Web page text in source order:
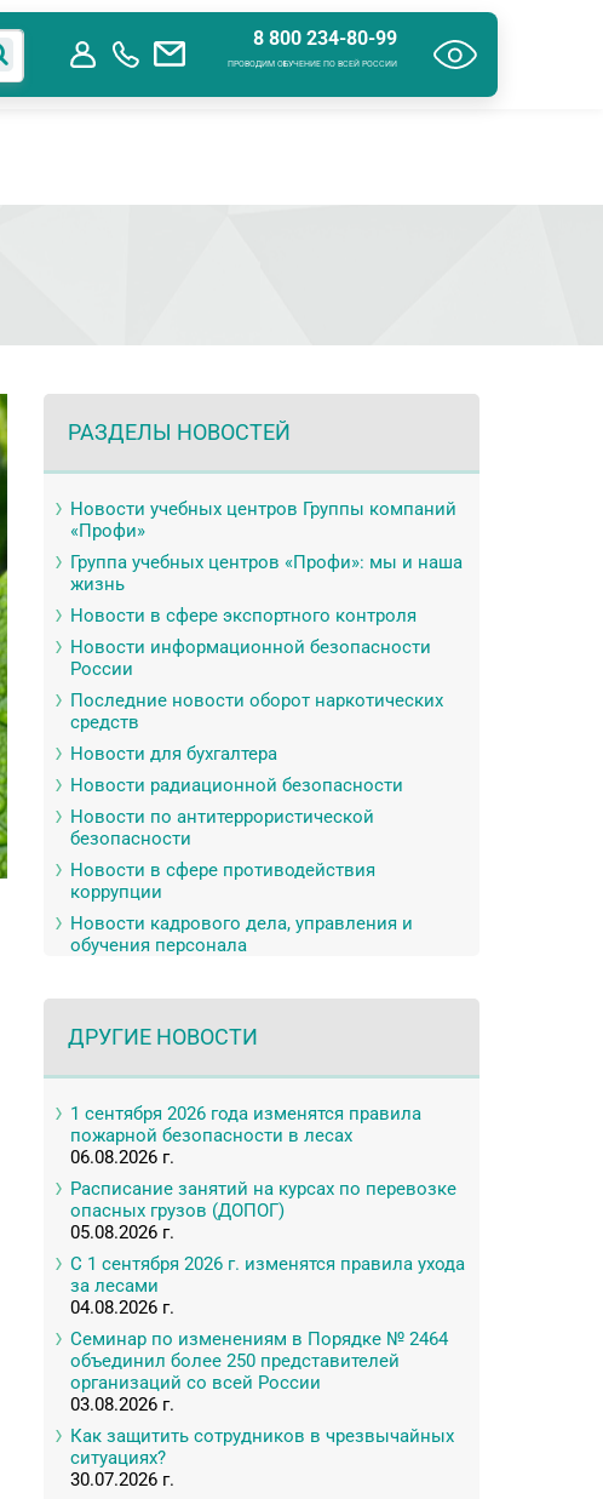
Сведения об образовательной организации Контакты
8 800 234-80-99
ПРОВОДИМ ОБУЧЕНИЕ ПО ВСЕЙ РОССИИ
РАЗДЕЛЫ НОВОСТЕЙ
Новости учебных центров Группы компаний
«Профи»
Группа учебных центров «Профи»: мы и наша
жизнь
Новости в сфере экспортного контроля
Новости информационной безопасности
России
Последние новости оборот наркотических
средств
Новости для бухгалтера
Новости радиационной безопасности
Новости по антитеррористической
безопасности
Новости в сфере противодействия
коррупции
Новости кадрового дела, управления и
обучения персонала
ДРУГИЕ НОВОСТИ
1 сентября 2026 года изменятся правила
пожарной безопасности в лесах
06.08.2026 г.
Расписание занятий на курсах по перевозке
опасных грузов (ДОПОГ)
05.08.2026 г.
С 1 сентября 2026 г. изменятся правила ухода
за лесами
04.08.2026 г.
Семинар по изменениям в Порядке № 2464
объединил более 250 представителей
организаций со всей России
03.08.2026 г.
Как защитить сотрудников в чрезвычайных
ситуациях?
30.07.2026 г.